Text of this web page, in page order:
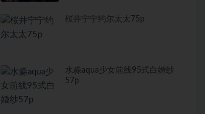
桜井宁宁约尔太太75p
水淼aqua少女前线95式白婚纱
57p